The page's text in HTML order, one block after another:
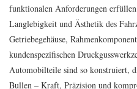
funktionalen Anforderungen
Langlebigkeit und Ästhetik des
Getriebegehäuse,
kundenspezifischen
Automobilteile sind so konstruiert,
Bullen – Kraft, Präzision und